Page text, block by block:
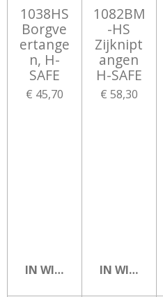
1038HS
Borgve
ertange
n, H-
SAFE
€ 45,70
IN WINKELWAGEN
1082BM
-HS
Zijknipt
angen
H-SAFE
€ 58,30
IN